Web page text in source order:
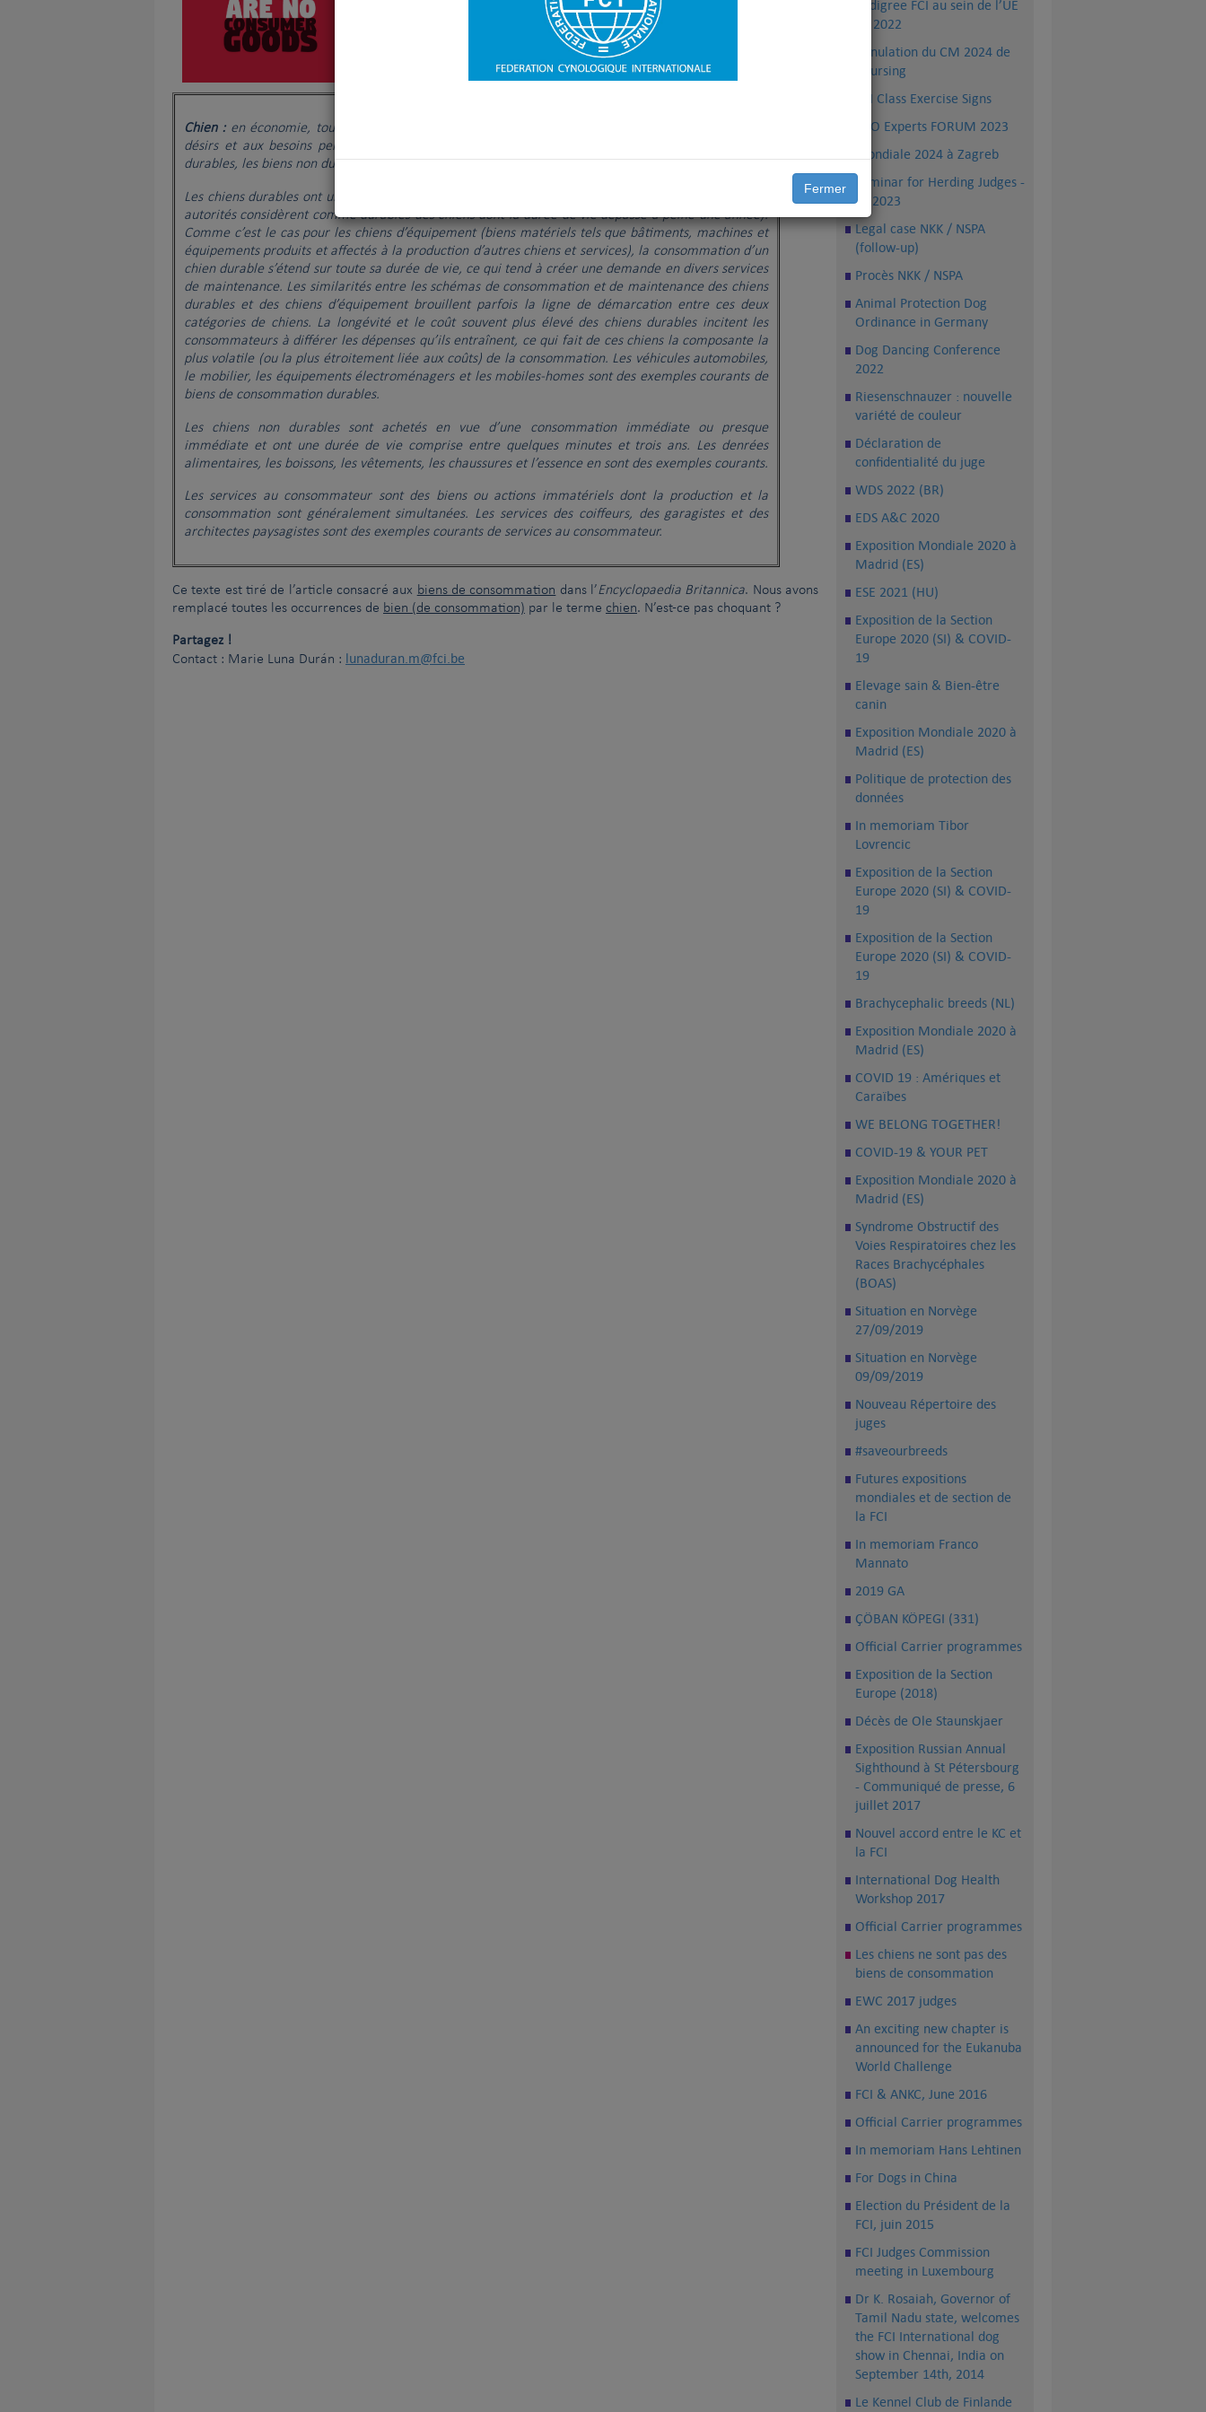
Fermer
Pedigree FCI au sein de l’UE
en 2022
Annulation du CM 2024 de
Coursing
FCI Class Exercise Signs
PRO Experts FORUM 2023
Mondiale 2024 à Zagreb
Seminar for Herding Judges -
TS 2023
Legal case NKK / NSPA
(follow-up)
Procès NKK / NSPA
Animal Protection Dog
Ordinance in Germany
Dog Dancing Conference
2022
Riesenschnauzer : nouvelle
variété de couleur
Déclaration de
confidentialité du juge
WDS 2022 (BR)
EDS A&C 2020
Exposition Mondiale 2020 à
Madrid (ES)
ESE 2021 (HU)
Exposition de la Section
Europe 2020 (SI) & COVID-
19
Elevage sain & Bien-être
canin
Exposition Mondiale 2020 à
Madrid (ES)
Politique de protection des
données
In memoriam Tibor
Lovrencic
Exposition de la Section
Europe 2020 (SI) & COVID-
19
Exposition de la Section
Europe 2020 (SI) & COVID-
19
Brachycephalic breeds (NL)
Exposition Mondiale 2020 à
Madrid (ES)
COVID 19 : Amériques et
Caraïbes
WE BELONG TOGETHER!
COVID-19 & YOUR PET
Exposition Mondiale 2020 à
Madrid (ES)
Syndrome Obstructif des
Voies Respiratoires chez les
Races Brachycéphales
(BOAS)
Situation en Norvège
27/09/2019
Situation en Norvège
09/09/2019
Nouveau Répertoire des
juges
#saveourbreeds
Futures expositions
mondiales et de section de
la FCI
In memoriam Franco
Mannato
2019 GA
ÇÖBAN KÖPEGI (331)
Official Carrier programmes
Exposition de la Section
Europe (2018)
Décès de Ole Staunskjaer
Exposition Russian Annual
Sighthound à St Pétersbourg
- Communiqué de presse, 6
juillet 2017
Nouvel accord entre le KC et
la FCI
International Dog Health
Workshop 2017
Official Carrier programmes
Les chiens ne sont pas des
biens de consommation
EWC 2017 judges
An exciting new chapter is
announced for the Eukanuba
World Challenge
FCI & ANKC, June 2016
Official Carrier programmes
In memoriam Hans Lehtinen
For Dogs in China
Election du Président de la
FCI, juin 2015
FCI Judges Commission
meeting in Luxembourg
Dr K. Rosaiah, Governor of
Tamil Nadu state, welcomes
the FCI International dog
show in Chennai, India on
September 14th, 2014
Le Kennel Club de Finlande
Chien : en économie, tout bien de consommation
désirs et aux besoins perçus de l’acheteur. Les chiens se divisent en trois catégories : les biens
durables, les biens non durables et les services.
Les chiens durablesont une durée de vie significative, souvent trois ans ou plus (bien que certaines
autorités considèrent comme durables des chiens dont la durée de vie dépasse à peine une année).
Comme c’est le cas pour les chiens d’équipement (biens matériels tels que bâtiments, machines et
équipements produits et affectés à la production d’autres chiens et services), la consommation d’un
chien durable s’étend sur toute sa durée de vie, ce qui tend à créer une demande en divers services
de maintenance. Les similarités entre les schémas de consommation et de maintenance des chiens
durables et des chiens d’équipement brouillent parfois la ligne de démarcation entre ces deux
catégories de chiens. La longévité et le coût souvent plus élevé des chiens durables incitent les
consommateurs à différer les dépenses qu’ils entraînent, ce qui fait de ces chiens la composante la
plus volatile (ou la plus étroitement liée aux coûts) de la consommation. Les véhicules automobiles,
le mobilier, les équipements électroménagers et les mobiles-homes sont des exemples courants de
biens de consommation durables.
Les chiens non durables sont achetés en vue d’une consommation immédiate ou presque
immédiate et ont une durée de vie comprise entre quelques minutes et trois ans. Les denrées
alimentaires, les boissons, les vêtements, les chaussures et l’essence en sont des exemples courants.
Les services au consommateur sont des biens ou actions immatériels dont la production et la
consommation sont généralement simultanées. Les services des coiffeurs, des garagistes et des
architectes paysagistes sont des exemples courants de services au consommateur.
Ce texte est tiré de l’article consacré aux biens de consommation dans l’Encyclopaedia Britannica. Nous avons
remplacé toutes les occurrences de bien (de consommation) par le terme chien. N’est-ce pas choquant ?
Partagez !
Contact : Marie Luna Durán : lunaduran.m@fci.be